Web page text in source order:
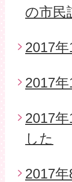
の市民
2017
2017
2017
した
2017